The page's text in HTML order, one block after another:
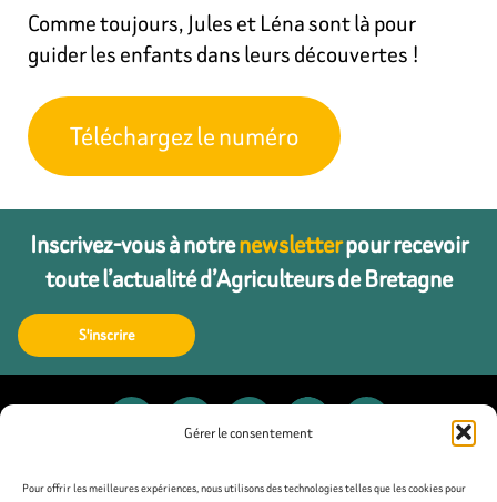
Gérer le consentement
Pour offrir les meilleures expériences, nous utilisons des technologies telles que les cookies pour
Comme toujours, Jules et Léna sont là pour
guider les enfants dans leurs découvertes !
Téléchargez le numéro
Inscrivez-vous à notrenewsletterpour recevoir
toute l’actualité d’Agriculteurs de Bretagne
S'inscrire
Contact